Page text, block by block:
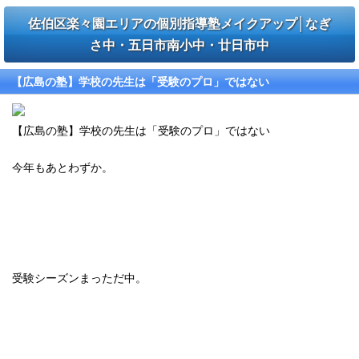
佐伯区楽々園エリアの個別指導塾メイクアップ│なぎ
さ中・五日市南小中・廿日市中
【広島の塾】学校の先生は「受験のプロ」ではない
【広島の塾】学校の先生は「受験のプロ」ではない
今年もあとわずか。
受験シーズンまっただ中。